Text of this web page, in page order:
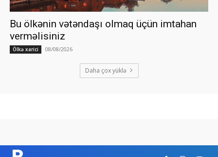
Bu ölkənin vətəndaşı olmaq üçün imtahan
verməlisiniz
Ölkə xarici 08/08/2026
Daha çox yüklə